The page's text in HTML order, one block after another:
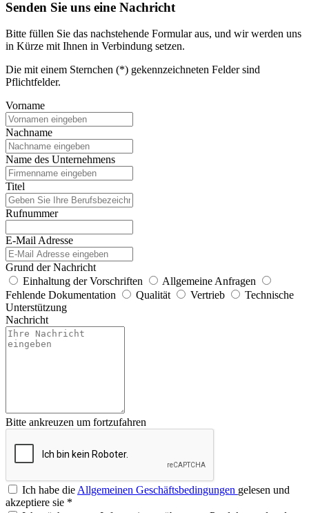
Senden Sie uns eine Nachricht
Bitte füllen Sie das nachstehende Formular aus, und wir werden uns
in Kürze mit Ihnen in Verbindung setzen.
Die mit einem Sternchen (*) gekennzeichneten Felder sind
Pflichtfelder.
Vorname
Nachname
Name des Unternehmens
Titel
Rufnummer
E-Mail Adresse
Grund der Nachricht
Einhaltung der Vorschriften
Allgemeine Anfragen
Fehlende Dokumentation
Qualität Vertrieb
Technische
Unterstützung
Nachricht
Bitte ankreuzen um fortzufahren
Ich habe die Allgemeinen Geschäftsbedingungen gelesen und
akzeptiere sie *